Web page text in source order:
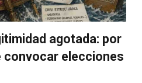
agotada: por
convocar elecciones